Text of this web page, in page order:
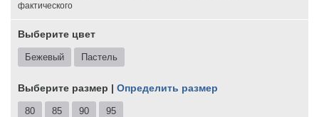
фактического
Выберите цвет
Бежевый Пастель
Выберите размер | Определить размер
80 85 90 95